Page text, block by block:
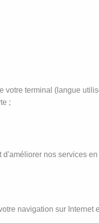
terminal (langue
;
nos services
navigation sur